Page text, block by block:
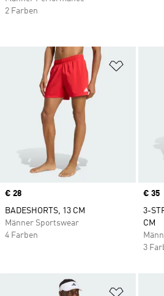
Zur
Price
€ 28
BADESHORTS, 13 CM
Männer Sportswear
4 Farben
Price
€ 35
3-
CM
3
2 Farben